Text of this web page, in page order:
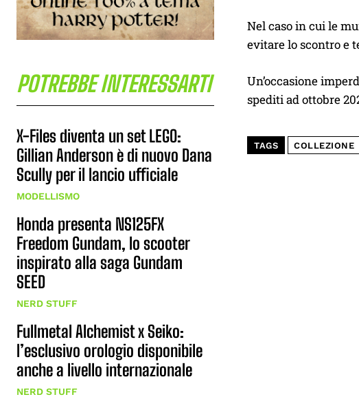
POTREBBE INTERESSARTI
X-Files diventa un set LEGO:
Gillian Anderson è di nuovo Dana
Scully per il lancio ufficiale
MODELLISMO
Honda presenta NS125FX
Freedom Gundam, lo scooter
inspirato alla saga Gundam
SEED
NERD STUFF
Fullmetal Alchemist x Seiko:
l’esclusivo orologio disponibile
anche a livello internazionale
NERD STUFF
Nel caso in cui le
evitare lo scontro e
Un’occasione
spediti ad ottobre
TAGS COLLEZIONE